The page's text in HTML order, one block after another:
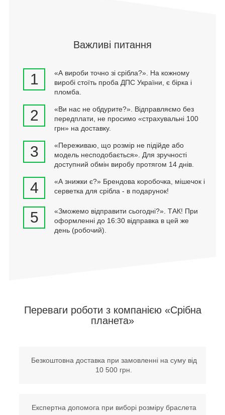
Важливі питання
1
«А вироби точно зі срібла?». На кожному
виробі стоїть проба ДПС України, є бірка і
пломба.
2
«Ви нас не обдурите?». Відправляємо без
передплати, не просимо «страхувальні 100
грн» на доставку.
3
«Переживаю, що розмір не підійде або
модель несподобається». Для зручності
доступний обмін виробу протягом 14 днів.
4
«А знижки є?» Брендова коробочка, мішечок і
серветка для срібла - в подарунок!
5
«Зможемо відправити сьогодні?». ТАК! При
оформленні до 16:30 відправка в цей же
день (робочий).
Переваги роботи з компанією «Срібна
планета»
Безкоштовна доставка при замовленні на суму від
10 500 грн.
Експертна допомога при виборі розміру браслета